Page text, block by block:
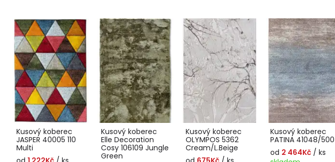
Kusový koberec
JASPER 40005 110
Multi
Kusový koberec
Elle Decoration
Cosy 106109 Jungle
Green
Kusový koberec
OLYMPOS 5362
Cream/L.Beige
Kusový koberec
PATINA 41048/500
od 2 464Kč / ks